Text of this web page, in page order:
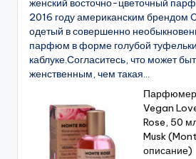
2016 году американским брендом
одетый в совершенно
парфюм в форме голубой
каблуке.Согласитесь, что может
женственным, чем такая...
Vegan
Rose, 50
Musk
описание)